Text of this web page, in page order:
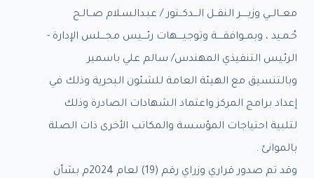
معــالــي وزيـــــر النقــل الـــدكــتور / عبـدالسـلام صــالـح
حُـمـيد ، وبمــوافقــــة وتوجيــــهات رئـــيس مجـــلس الإدارة -
الرئيس التنفيذي المهندس/ سالم علي باسمير
وبالتنسيق مع الهيئة العامة للشئون البحرية وذلك في
إعداد برامج المركز واعتماد الشهادات الصادرة وذلك
لتلبية احتياجات المؤسسة والمكاتب الأخرى ذات الصلة
بالموانئ .
وقد تم صدور قراري وزراي رقم (19) لعام 2024م بشأن